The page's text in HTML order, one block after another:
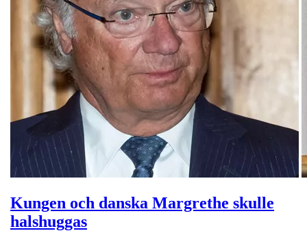
Kungen och danska Margrethe skulle
halshuggas